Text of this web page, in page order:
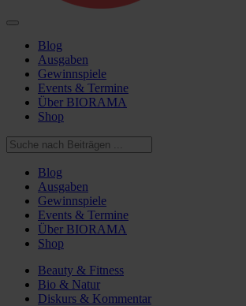
Blog
Ausgaben
Gewinnspiele
Events & Termine
Über BIORAMA
Shop
Blog
Ausgaben
Gewinnspiele
Events & Termine
Über BIORAMA
Shop
Beauty & Fitness
Bio & Natur
Diskurs & Kommentar